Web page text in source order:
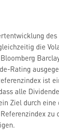
die
Rating
ist
alle
Ziel durch
zu